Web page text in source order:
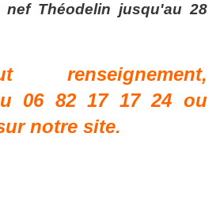
Théodelin jusqu'au 28
06 82 17 17 24 ou
notre site.